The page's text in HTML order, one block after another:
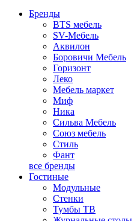
Бренды
BTS мебель
SV-Мебель
Аквилон
Боровичи Мебель
Горизонт
Леко
Мебель маркет
Миф
Ника
Сильва Мебель
Союз мебель
Стиль
Фант
все бренды
Гостиные
Модульные
Стенки
Тумбы ТВ